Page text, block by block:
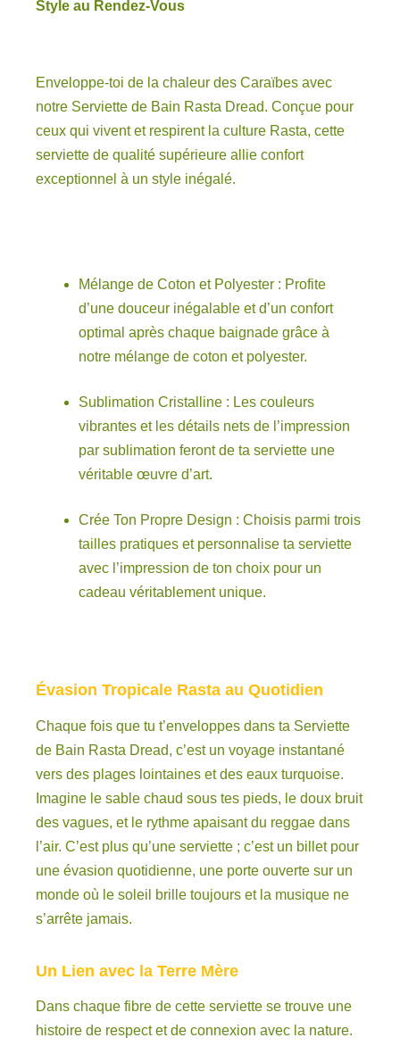
Style au Rendez-Vous
Enveloppe-toi de la chaleur des Caraïbes avec
notre Serviette de Bain Rasta Dread. Conçue pour
ceux qui vivent et respirent la culture Rasta, cette
serviette de qualité supérieure allie confort
exceptionnel à un style inégalé.
Mélange de Coton et Polyester : Profite
d’une douceur inégalable et d’un confort
optimal après chaque baignade grâce à
notre mélange de coton et polyester.
Sublimation Cristalline : Les couleurs
vibrantes et les détails nets de l’impression
par sublimation feront de ta serviette une
véritable œuvre d’art.
Crée Ton Propre Design : Choisis parmi trois
tailles pratiques et personnalise ta serviette
avec l’impression de ton choix pour un
cadeau véritablement unique.
Évasion Tropicale Rasta au Quotidien
Chaque fois que tu t’enveloppes dans ta Serviette
de Bain Rasta Dread, c’est un voyage instantané
vers des plages lointaines et des eaux turquoise.
Imagine le sable chaud sous tes pieds, le doux bruit
des vagues, et le rythme apaisant du reggae dans
l’air. C’est plus qu’une serviette ; c’est un billet pour
une évasion quotidienne, une porte ouverte sur un
monde où le soleil brille toujours et la musique ne
s’arrête jamais.
Un Lien avec la Terre Mère
Dans chaque fibre de cette serviette se trouve une
histoire de respect et de connexion avec la nature.